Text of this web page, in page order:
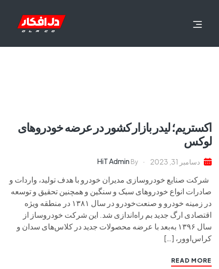
اکستریم؛ لیدر بازار کشور در عرضه خودروهای
لوکس
دسامبر 31, 2023 By
HiT Admin
شرکت صنایع خودروسازی مدیران خودرو با هدف تولید، واردات و
صادرات انواع خودروهای سبک و سنگین و همچنین تحقیق و توسعه
در زمینه خودرو و صنعت‌خودرو در سال ۱۳۸۱ در منطقه ویژه
اقتصادی ارگ جدید بم راه‌اندازی شد. این شرکت خودروساز از
سال ۱۳۹۶ به‌بعد با عرضه محصولات جدید در کلاس‌های سدان و
کراس‌اوور، […]
READ MORE